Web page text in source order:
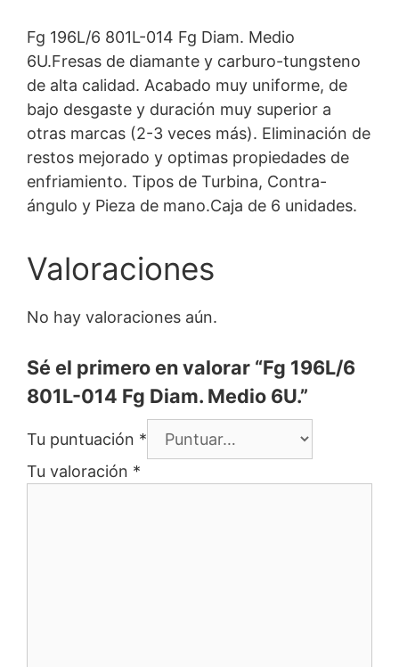
Fg 196L/6 801L-014 Fg Diam. Medio
6U.Fresas de diamante y carburo-tungsteno
de alta calidad. Acabado muy uniforme, de
bajo desgaste y duración muy superior a
otras marcas (2-3 veces más). Eliminación de
restos mejorado y optimas propiedades de
enfriamiento. Tipos de Turbina, Contra-
ángulo y Pieza de mano.Caja de 6 unidades.
Valoraciones
No hay valoraciones aún.
Sé el primero en valorar “Fg 196L/6
801L-014 Fg Diam. Medio 6U.”
Tu puntuación *
Tu valoración *